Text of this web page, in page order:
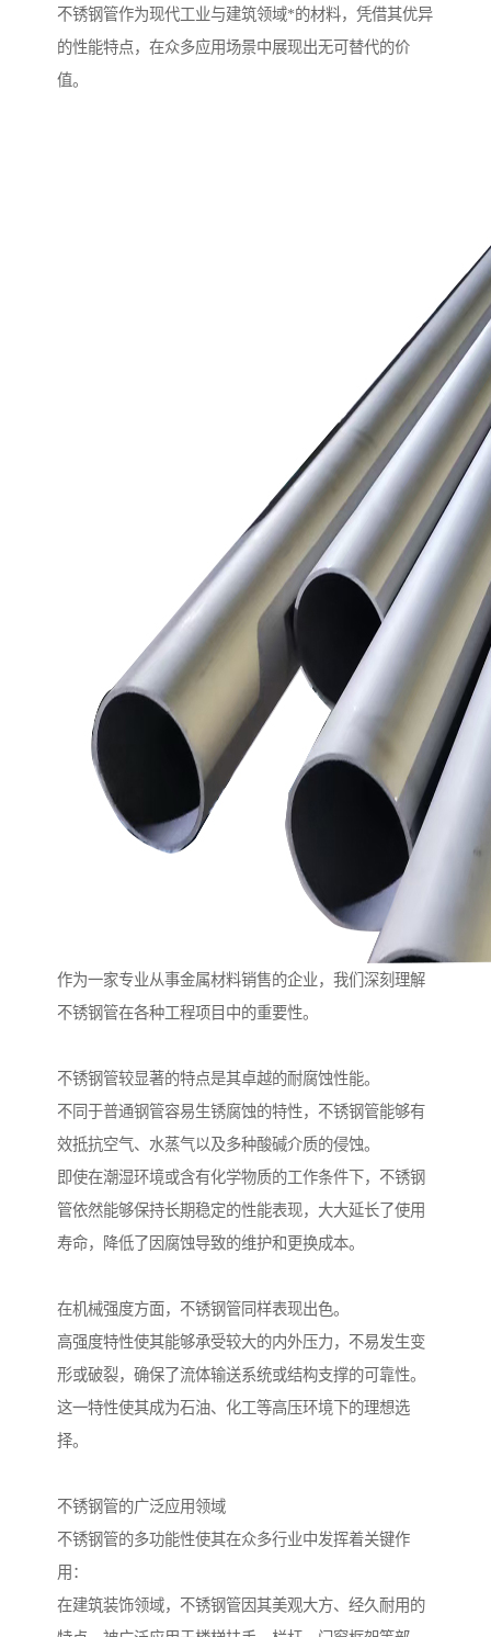
不锈钢管作为现代工业与建筑领域*的材料，凭借其优异
的性能特点，在众多应用场景中展现出无可替代的价
值。
作为一家专业从事金属材料销售的企业，我们深刻理解
不锈钢管在各种工程项目中的重要性。
不锈钢管较显著的特点是其卓越的耐腐蚀性能。
不同于普通钢管容易生锈腐蚀的特性，不锈钢管能够有
效抵抗空气、水蒸气以及多种酸碱介质的侵蚀。
即使在潮湿环境或含有化学物质的工作条件下，不锈钢
管依然能够保持长期稳定的性能表现，大大延长了使用
寿命，降低了因腐蚀导致的维护和更换成本。
在机械强度方面，不锈钢管同样表现出色。
高强度特性使其能够承受较大的内外压力，不易发生变
形或破裂，确保了流体输送系统或结构支撑的可靠性。
这一特性使其成为石油、化工等高压环境下的理想选
择。
不锈钢管的广泛应用领域
不锈钢管的多功能性使其在众多行业中发挥着关键作
用：
在建筑装饰领域，不锈钢管因其美观大方、经久耐用的